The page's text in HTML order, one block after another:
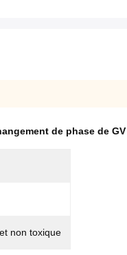
de phase de GV
non toxique